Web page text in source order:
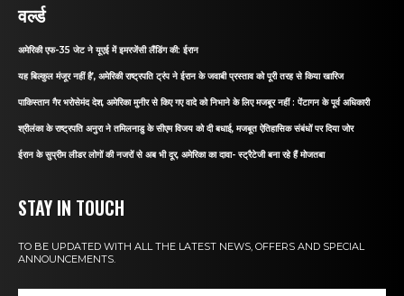
वर्ल्ड
अमेरिकी एफ-35 जेट ने यूएई में इमरजेंसी लैंडिंग की: ईरान
यह बिल्कुल मंजूर नहीं है’, अमेरिकी राष्ट्रपति ट्रंप ने ईरान के जवाबी प्रस्ताव को पूरी तरह से किया खारिज
पाकिस्तान गैर भरोसेमंद देश, अमेरिका मुनीर से किए गए वादे को निभाने के लिए मजबूर नहीं : पेंटागन के पूर्व अधिकारी
श्रीलंका के राष्ट्रपति अनुरा ने तमिलनाडु के सीएम विजय को दी बधाई, मजबूत ऐतिहासिक संबंधों पर दिया जोर
ईरान के सुप्रीम लीडर लोगों की नजरों से अब भी दूर, अमेरिका का दावा- स्ट्रैटेजी बना रहे हैं मोजतबा
STAY IN TOUCH
TO BE UPDATED WITH ALL THE LATEST NEWS, OFFERS AND SPECIAL
ANNOUNCEMENTS.